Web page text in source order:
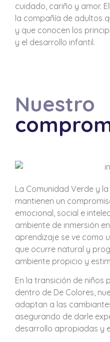
cuidado, cariño y amor.
la compañía de adultos
y que conocen los
y el desarrollo infantil.
Nuestro
La Comunidad Verde y
mantienen un
emocional, social e
ambiente de inmersión
aprendizaje se ve como
que ocurre natural y
ambiente propicio y
En la transición de niños
dentro de De Colores,
adaptan a las
asegurando de darle
desarrollo apropiadas y